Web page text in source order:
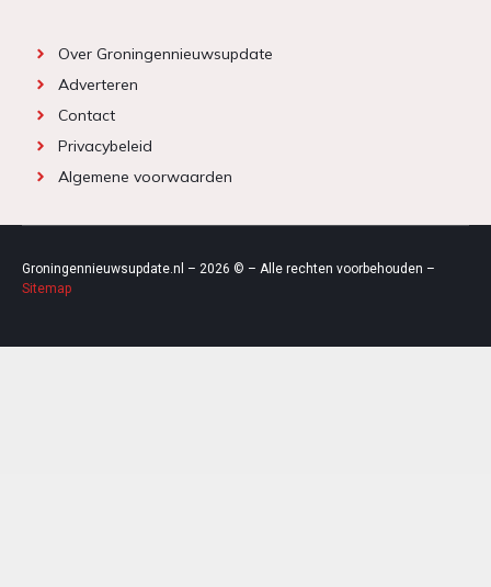
Over Groningennieuwsupdate
Adverteren
Contact
Privacybeleid
Algemene voorwaarden
Groningennieuwsupdate.nl – 2026 © – Alle rechten voorbehouden –
Sitemap